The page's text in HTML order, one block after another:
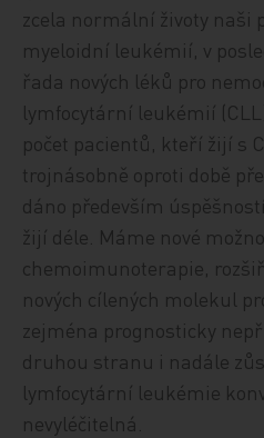
zcela normální životy naši
myeloidní leukémií, v
řada nových léků pro
lymfocytární leukémií
počet pacientů, kteří žijí s
trojnásobně oproti době
dáno především
žijí déle. Máme nové
chemoimunoterapie,
nových cílených molekul
zejména prognosticky
druhou stranu i nadále
lymfocytární leukémie
nevyléčitelná.